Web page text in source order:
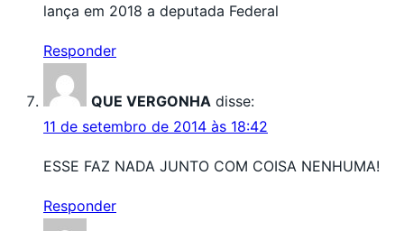
lança em 2018 a deputada Federal
Responder
QUE VERGONHA disse:
11 de setembro de 2014 às 18:42
ESSE FAZ NADA JUNTO COM COISA NENHUMA!
Responder